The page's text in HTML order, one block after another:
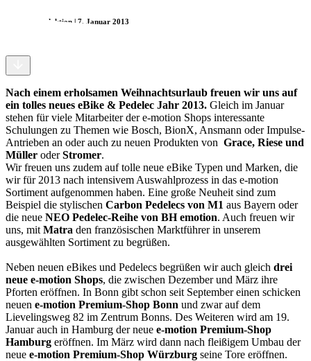
e-motion Redaktion | 7. Januar 2013
Nach einem erholsamen Weihnachtsurlaub freuen wir uns auf
ein tolles neues eBike & Pedelec Jahr 2013. Gleich im Januar
stehen für viele Mitarbeiter der e-motion Shops interessante
Schulungen zu Themen wie Bosch, BionX, Ansmann oder Impulse-
Antrieben an oder auch zu neuen Produkten von Grace, Riese und
Müller oderStromer.
Wir freuen uns zudem auf tolle neue eBike Typen und Marken, die
wir für 2013 nach intensivem Auswahlprozess in das e-motion
Sortiment aufgenommen haben. Eine große Neuheit sind zum
Beispiel die stylischen Carbon Pedelecs von M1 aus Bayern oder
die neue NEO Pedelec-Reihe von BH emotion. Auch freuen wir
uns, mit Matra den französischen Marktführer in unserem
ausgewählten Sortiment zu begrüßen.
Neben neuen eBikes und Pedelecs begrüßen wir auch gleich drei
neue e-motion Shops, die zwischen Dezember und März ihre
Pforten eröffnen. In Bonn gibt schon seit September einen schicken
neuen e-motion Premium-Shop Bonn und zwar auf dem
Lievelingsweg 82 im Zentrum Bonns. Des Weiteren wird am 19.
Januar auch in Hamburg der neue e-motion Premium-Shop
Hamburg eröffnen. Im März wird dann nach fleißigem Umbau der
neue e-motion Premium-Shop Würzburg seine Tore eröffnen.